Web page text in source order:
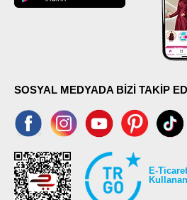
SOSYAL MEDYADA BİZİ TAKİP
E-